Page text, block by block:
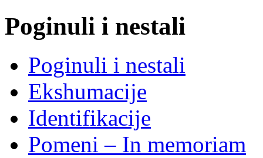
Poginuli i nestali
Poginuli i nestali
Ekshumacije
Identifikacije
Pomeni – In memoriam